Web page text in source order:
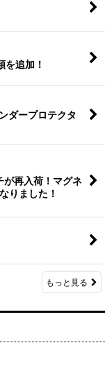
追加！
ダープロテクタ
再入荷！マグネ
りました！
もっと見る